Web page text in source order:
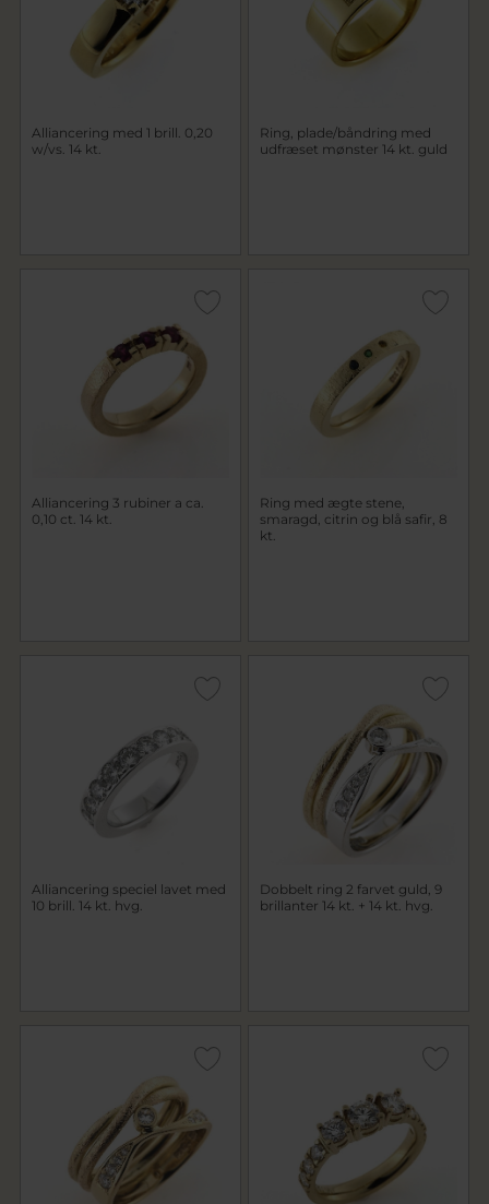
Alliancering med 1 brill. 0,20
w/vs. 14 kt.
Ring, plade/båndring med
udfræset mønster 14 kt. guld
Alliancering 3 rubiner a ca.
0,10 ct. 14 kt.
Ring med ægte stene,
smaragd, citrin og blå safir, 8
kt.
Alliancering speciel lavet med
10 brill. 14 kt. hvg.
Dobbelt ring 2 farvet guld, 9
brillanter 14 kt. + 14 kt. hvg.